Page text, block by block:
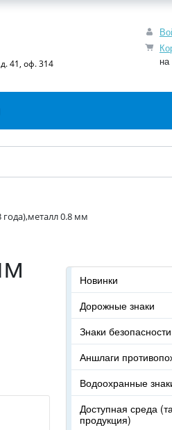
41, оф. 314
0.8 мм
Новинки
Дорожные знаки
Знаки безопасности
Аншлаги
Водоохранные
Доступная среда
продукция)